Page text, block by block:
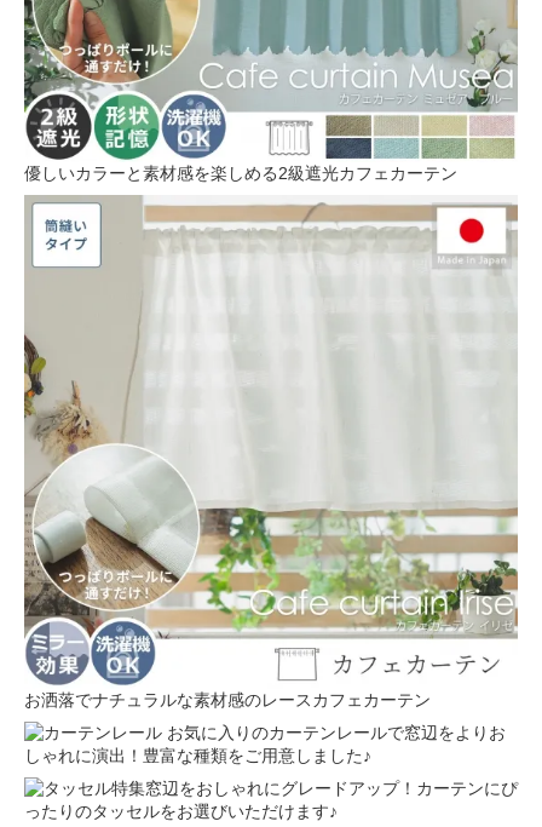
優しいカラーと素材感を楽しめる2級遮光カフェカーテン
お洒落でナチュラルな素材感のレースカフェカーテン
お気に入りのカーテンレールで窓辺をよりお
しゃれに演出！豊富な種類をご用意しました♪
窓辺をおしゃれにグレードアップ！カーテンにぴ
ったりのタッセルをお選びいただけます♪